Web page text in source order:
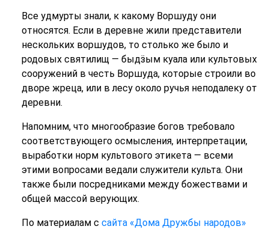
Все удмурты знали, к какому Воршуду они
относятся. Если в деревне жили представители
нескольких воршудов, то столько же было и
родовых святилищ — быдӟым куала или культовых
сооружений в честь Воршуда, которые строили во
дворе жреца, или в лесу около ручья неподалеку от
деревни.
Напомним, что многообразие богов требовало
соответствующего осмысления, интерпретации,
выработки норм культового этикета — всеми
этими вопросами ведали служители культа. Они
также были посредниками между божествами и
общей массой верующих.
По материалам с сайта «Дома Дружбы народов»